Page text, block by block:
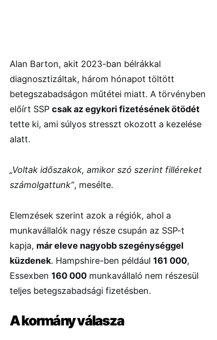
Alan Barton, akit 2023-ban bélrákkal
diagnosztizáltak, három hónapot töltött
betegszabadságon műtétei miatt. A törvényben
előírt SSP csak az egykori fizetésének ötödét
tette ki, ami súlyos stresszt okozott a kezelése
alatt.
„Voltak időszakok, amikor szó szerint filléreket
számolgattunk”, mesélte.
Elemzések szerint azok a régiók, ahol a
munkavállalók nagy része csupán az SSP-t
kapja, már eleve nagyobb szegénységgel
küzdenek. Hampshire-ben például 161 000,
Essexben 160 000 munkavállaló nem részesül
teljes betegszabadsági fizetésben.
A kormány válasza